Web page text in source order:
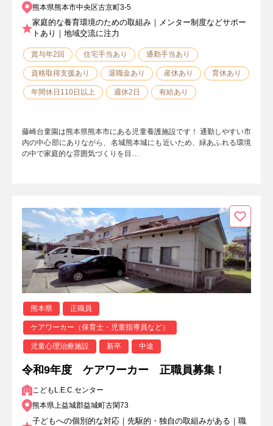
熊本県熊本市中央区古京町3-5
家庭的な養育環境のための取組み｜メンター制度などサポー
トあり｜地域交流に注力
賞与年2回 住宅手当あり 通勤手当あり
資格取得支援あり 退職金あり 産休あり 育休あり
年間休日110日以上 週休2日 有給あり
藤崎台童園は熊本県熊本市にある児童養護施設です！ 通勤しやすい市
内の中心部にありながら、名城熊本城にも近いため、緑あふれる環境
の中で家庭的な雰囲気づくりを目…
熊本県 正職員
ケアワーカー（保育士・児童指導員など）
児童心理治療施設 新卒 中途
令和9年度 ケアワーカー 正職員募集！
こどもL.E.C.センター
熊本県上益城郡益城町古閑73
子どもへの個別的な対応｜先駆的・独自の取組みがある｜職